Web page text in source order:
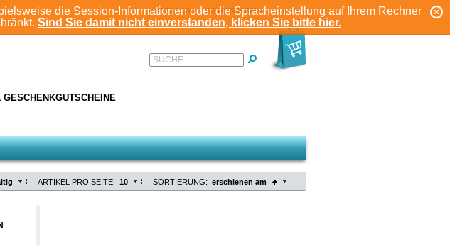
die Session-Informationen oder die Spracheinstellung auf Ihrem Rechner
Sind Sie damit nicht einverstanden, klicken Sie bitte hier.
KONTO
ANMELDEN REGISTRIEREN
SUCHE
SORTIERUNG: erschienen am
ARTIKEL PRO SEITE: 10